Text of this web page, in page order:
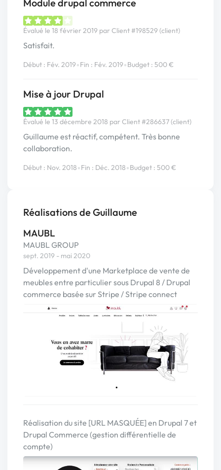
Module drupal commerce
Évalué le 18 février 2019 par Client #198529 (client)
Satisfait.
Début : Fév. 2019•Fin : Fév. 2019•Budget : 500 €
Mise à jour Drupal
Évalué le 13 décembre 2018 par Client #286637 (client)
Guillaume est réactif, compétent. Très bonne
collaboration.
Début : Nov. 2018•Fin : Déc. 2018•Budget : 500 €
Réalisations de Guillaume
MAUBL
MAUBL GROUP
sept. 2019 - mai 2020
Développement d'une Marketplace de vente de
meubles entre particulier sous Drupal 8 / Drupal
commerce basée sur Stripe / Stripe connect
Réalisation du site [URL MASQUÉE] en Drupal 7 et
Drupal Commerce (gestion différentielle de
compte)